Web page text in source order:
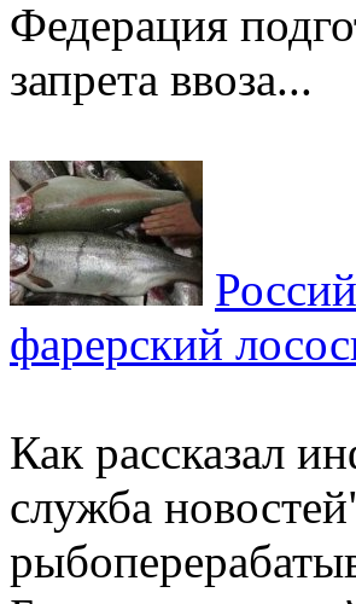
Федерация
запрета ввоза...
фарерский
Как рассказал
служба